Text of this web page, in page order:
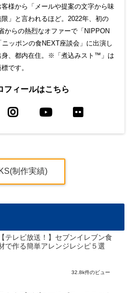
様から「メールや提案の文字から味
」と言われるほど。2022年、初の
からの熱烈なオファーで「NIPPON
ッポンの食NEXT座談会」に出演し
身、都内在住。※「煮込みスト™」は
です。
フィールはこちら
制作実績)
【テレビ放送！】セブンイレブン食
で作る簡単アレンジレシピ５選
32.8k件のビュー